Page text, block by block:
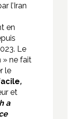
l’Iran
en
Le
» ne fait
le
,
et
a